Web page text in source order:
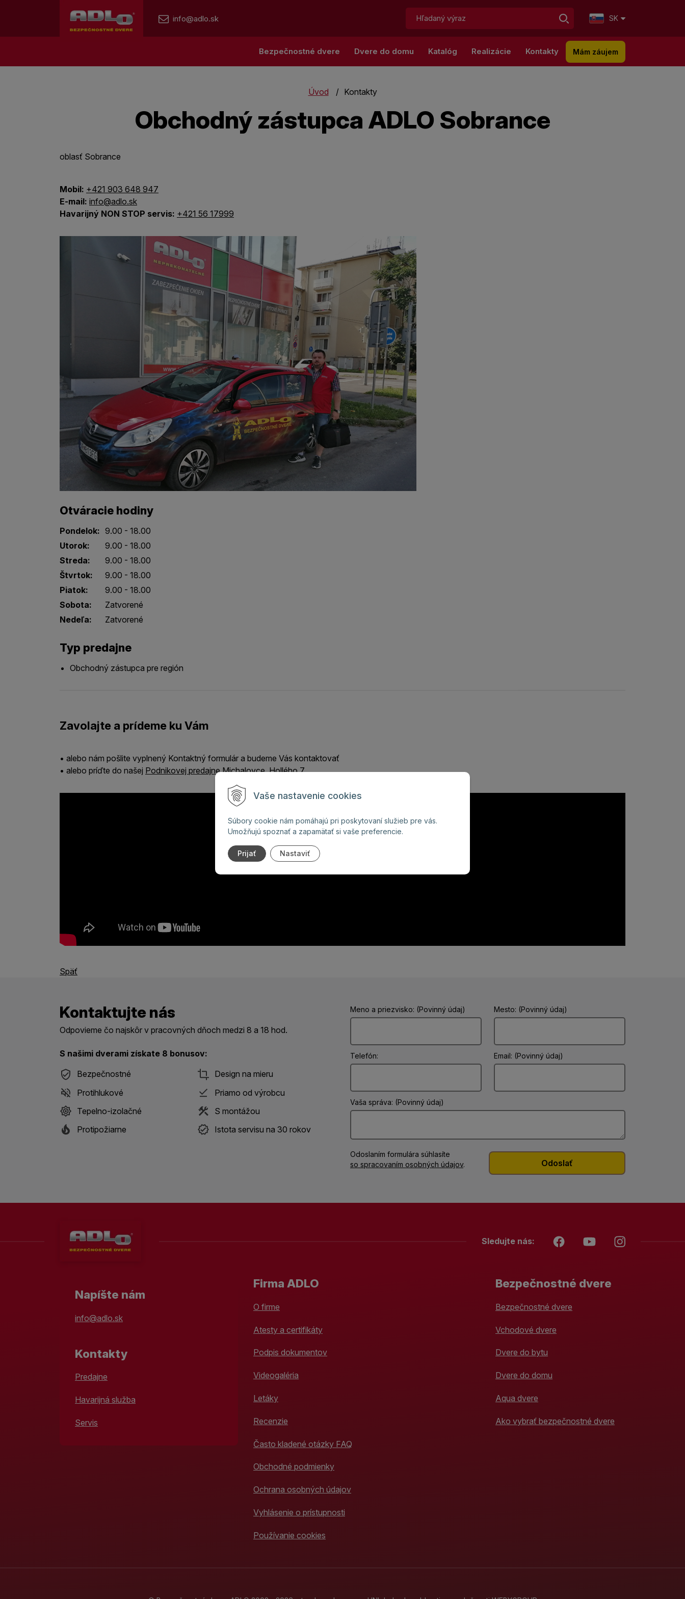
Vaše nastavenie cookies
Súbory cookie nám pomáhajú pri poskytovaní služieb pre vás.
Umožňujú spoznať a zapamätať si vaše preferencie.
Prijať Nastaviť
info@adlo.sk
Hľadať: SK
Bezpečnostné dvere Dvere do domu Katalóg Realizácie Kontakty Mám záujem
Úvod Kontakty
Obchodný zástupca ADLO Sobrance
oblasť Sobrance
Mobil: +421 903 648 947
E-mail: info@adlo.sk
Havarijný NON STOP servis: +421 56 17999
Otváracie hodiny
Pondelok: 9.00 - 18.00
Utorok:
9.00 - 18.00
Streda:
9.00 - 18.00
Štvrtok:
9.00 - 18.00
Piatok:
9.00 - 18.00
Sobota:
Zatvorené
Nedeľa:
Zatvorené
Typ predajne
Obchodný zástupca pre región
Zavolajte a prídeme ku Vám
• alebo nám pošlite vyplnený Kontaktný formulár a budeme Vás kontaktovať
• alebo príďte do našej Podnikovej predajne Michalovce, Hollého 7
Späť
Kontaktujte nás
Odpovieme čo najskôr v pracovných dňoch medzi 8 a 18 hod.
S našimi dverami získate 8 bonusov:
Bezpečnostné
Design na mieru
Protihlukové
Priamo od výrobcu
Tepelno-izolačné
S montážou
Protipožiarne
Istota servisu na 30 rokov
Meno a priezvisko: (Povinný údaj) Mesto: (Povinný údaj)
Telefón: Email: (Povinný údaj)
Vaša správa: (Povinný údaj)
Odoslaním formulára súhlasíte
so spracovaním osobných údajov.
Sledujte nás:
Napíšte nám
info@adlo.sk
Kontakty
Predajne
Havarijná služba
Servis
Firma ADLO
O firme
Atesty a certifikáty
Podpis dokumentov
Videogaléria
Letáky
Recenzie
Často kladené otázky FAQ
Obchodné podmienky
Ochrana osobných údajov
Vyhlásenie o prístupnosti
Používanie cookies
Bezpečnostné dvere
Bezpečnostné dvere
Vchodové dvere
Dvere do bytu
Dvere do domu
Aqua dvere
Ako vybrať bezpečnostné dvere